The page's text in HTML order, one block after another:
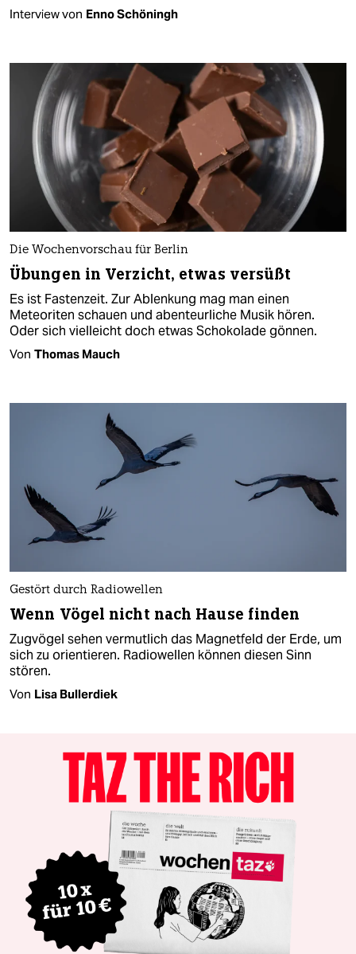
Interview von Enno Schöningh
Die Wochenvorschau für Berlin
Übungen in Verzicht, etwas versüßt
Es ist Fastenzeit. Zur Ablenkung mag man einen
Meteoriten schauen und abenteurliche Musik hören.
Oder sich vielleicht doch etwas Schokolade gönnen.
Von Thomas Mauch
Gestört durch Radiowellen
Wenn Vögel nicht nach Hause finden
Zugvögel sehen vermutlich das Magnetfeld der Erde, um
sich zu orientieren. Radiowellen können diesen Sinn
stören.
Von Lisa Bullerdiek